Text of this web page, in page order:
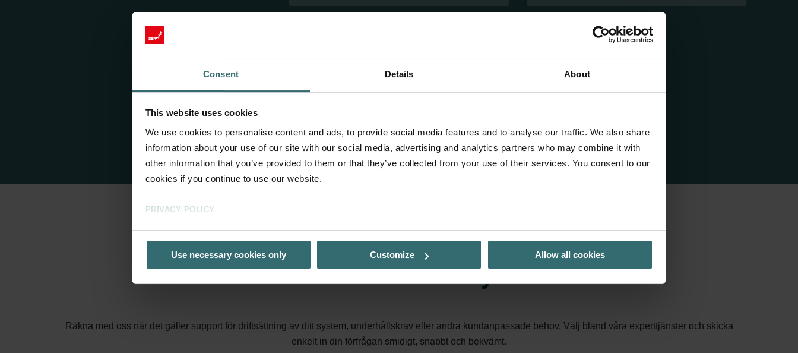
Consent Details About
This website uses cookies
We use cookies to personalise content and ads, to provide social media features and to analyse our traffic. We also share
information about your use of our site with our social media, advertising and analytics partners who may combine it with
other information that you’ve provided to them or that they’ve collected from your use of their services. You consent to our
cookies if you continue to use our website.
PRIVACY POLICY
Use necessary cookies only Customize Allow all cookies
Vi tar hand om ditt system.
Räkna med oss när det gäller support för driftsättning av ditt system, underhållskrav eller andra kundanpassade behov. Välj bland våra experttjänster och skicka
enkelt in din förfrågan smidigt, snabbt och bekvämt.